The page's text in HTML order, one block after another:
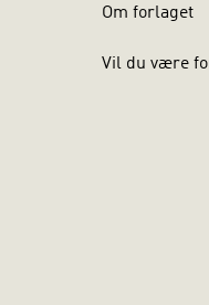
Om forlaget
Vil du være